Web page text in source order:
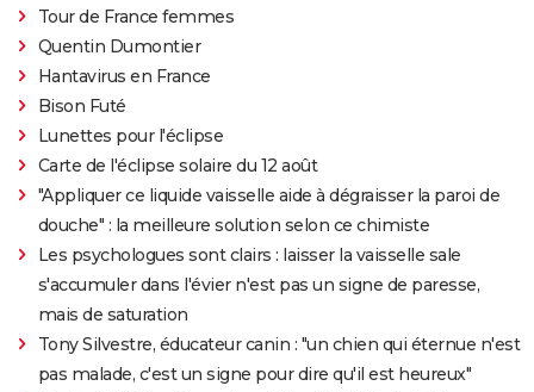
Tour de France femmes
Quentin Dumontier
Hantavirus en France
Bison Futé
Lunettes pour l'éclipse
Carte de l'éclipse solaire du 12 août
"Appliquer ce liquide vaisselle aide à dégraisser la paroi de
douche" : la meilleure solution selon ce chimiste
Les psychologues sont clairs : laisser la vaisselle sale
s'accumuler dans l'évier n'est pas un signe de paresse,
mais de saturation
Tony Silvestre, éducateur canin : "un chien qui éternue n'est
pas malade, c'est un signe pour dire qu'il est heureux"